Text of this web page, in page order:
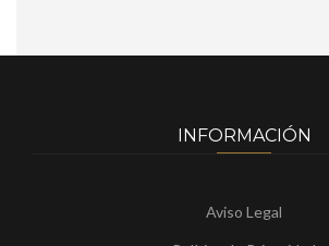
INFORMACIÓN
Aviso Legal